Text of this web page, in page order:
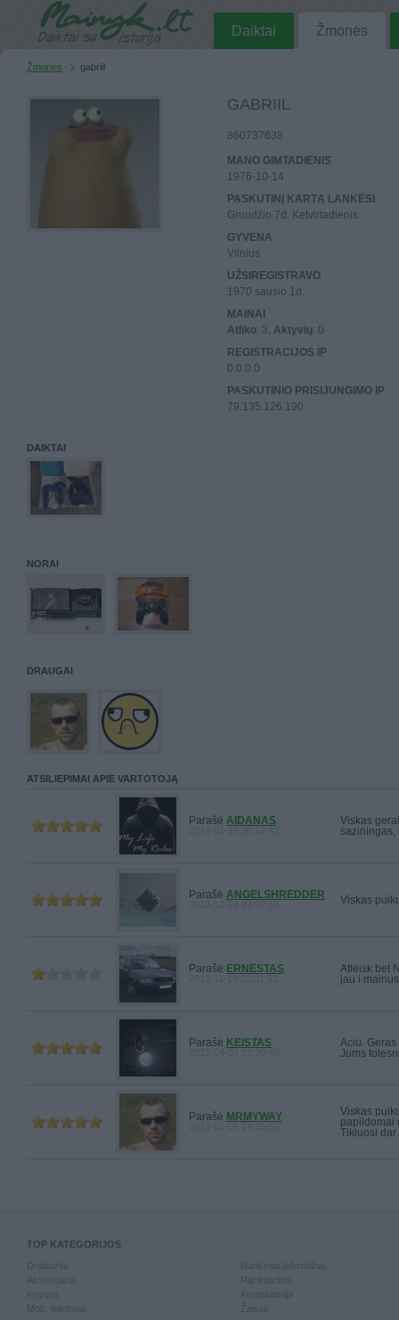
Daiktai Žmonės
Žmonės gabriil
GABRIIL
860737638
MANO GIMTADIENIS
1976-10-14
PASKUTINĮ KARTĄ LANKĖSI
Gruodžio 7d. Ketvirtadienis
GYVENA
Vilnius
UŽSIREGISTRAVO
1970 sausio 1d.
MAINAI
Atliko: 3, Aktyvių: 0
REGISTRACIJOS IP
0.0.0.0
PASKUTINIO PRISIJUNGIMO IP
79.135.126.190
DAIKTAI
NORAI
DRAUGAI
ATSILIEPIMAI APIE VARTOTOJĄ
Parašė AIDANAS
Viskas
saziningas,
Parašė ANGELSHREDDER Viskas
Parašė ERNESTAS
Atleisk bet
jau i
Parašė KEISTAS
Aciu.
Jums
Parašė MRMYWAY
Viskas
papildomai
Tikiuosi dar
TOP KATEGORIJOS
Knygos
Mob. telefonai
Kompiuterija
Žaislai